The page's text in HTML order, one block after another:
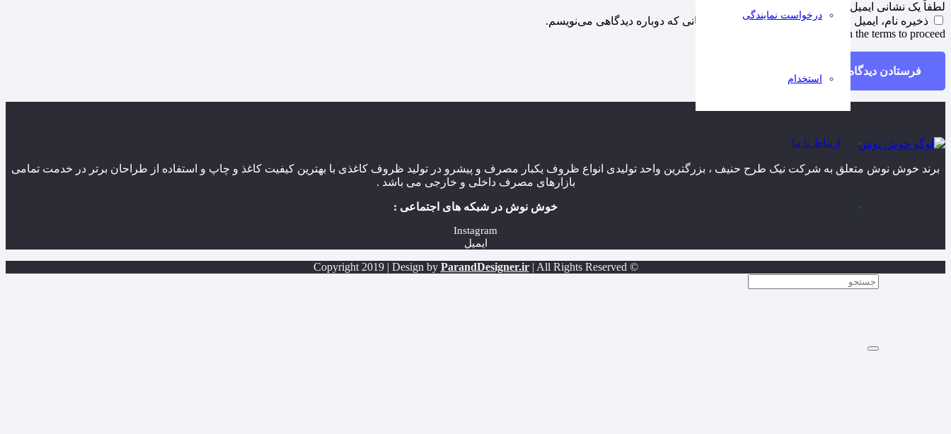
درخواست نمایندگی
استخدام
ارتباط با ما
لطفاً یک نشانی ایمیل معتبر بنویسید.
ذخیره نام، ایمیل و وبسایت من در مرورگر برای زمانی که دوباره دیدگاهی می‌نویسم.
You need to agree with the terms to proceed
فرستادن دیدگاه
برند خوش نوش متعلق به شرکت نیک طرح حنیف ، بزرگترین واحد تولیدی انواع ظروف یکبار مصرف و پیشرو در تولید ظروف کاغذی با بهترین کیفیت کاغذ و چاپ و استفاده از طراحان برتر در خدمت تمامی
بازارهای مصرف داخلی و خارجی می باشد .
خوش نوش در شبکه های اجتماعی :
Instagram
ایمیل
© Copyright 2019 | Design by
ParandDesigner.ir| All Rights Reserved